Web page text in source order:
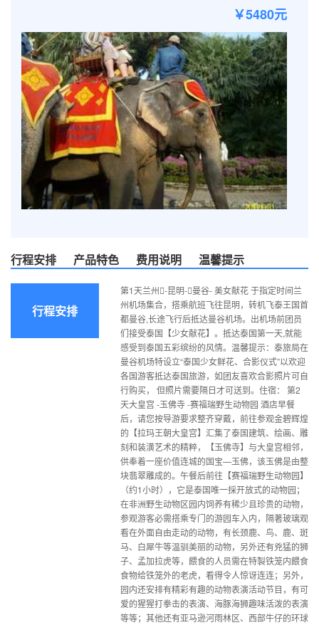
￥5480元
行程安排 产品特色 费用说明 温馨提示
行程安排
第1天兰州-昆明-曼谷- 美女献花 于指定时间兰
州机场集合，搭乘航班飞往昆明，转机飞泰王国首
都曼谷,长途飞行后抵达曼谷机场。出机场前团员
们接受泰国【少女献花】。抵达泰国第一天,就能
感受到泰国五彩缤纷的风情。温馨提示：泰旅局在
曼谷机场特设立“泰国少女鲜花、合影仪式”以欢迎
各国游客抵达泰国旅游，如团友喜欢合影照片可自
行购买， 但照片需要隔日才可送到。住宿： 第2
天大皇宫 -玉佛寺 -赛福瑞野生动物园 酒店早餐
后，请您按导游要求整齐穿戴，前往参观金碧辉煌
的【拉玛王朝大皇宫】汇集了泰国建筑、绘画、雕
刻和装潢艺术的精粹，【玉佛寺】与大皇宫相邻，
供奉着一座价值连城的国宝—玉佛，该玉佛是由整
块翡翠雕成的。午餐后前往【赛福瑞野生动物园】
（约1小时），它是泰国唯一採开放式的动物园；
在非洲野生动物区园内饲养有稀少且珍贵的动物，
参观游客必需搭乘专门的游园车入内，隔著玻璃观
看在外面自由走动的动物，有长颈鹿、鸟、鹿、斑
马、白犀牛等温驯美丽的动物，另外还有兇猛的狮
子、孟加拉虎等，餵食的人员需在特製铁笼内餵食
食物给铁笼外的老虎，看得令人惊讶连连；另外，
园内还安排有精彩有趣的动物表演活动节目，有可
爱的猩猩打拳击的表演、海豚海狮趣味活泼的表演
等等；其他还有亚马逊河雨林区、西部牛仔的环球